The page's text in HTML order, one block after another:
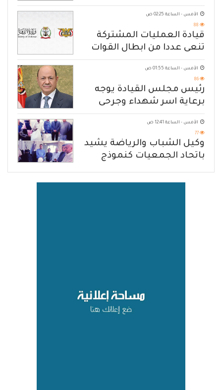
الأمس - الساعة 02:25 ص
88
قيادة العمليات المشتركة
تنعى عددا من ابطال القوات
المسلحة
الأمس - الساعة 01:55 ص
86
رئيس مجلس القيادة يوجه
برعاية اسر شهداء وجرحى
الهجوم الإرهابي الحوثي والرد
الحازم على مصدر التهديد
الأمس - الساعة 12:41 ص
77
وكيل الشباب والرياضة يشيد
باتحاد الجمعيات كنموذج